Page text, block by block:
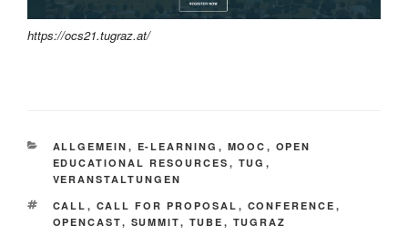
https://ocs21.tugraz.at/
KATEGORIEN
ALLGEMEIN , E-LEARNING , MOOC , OPEN
EDUCATIONAL RESOURCES , TUG ,
VERANSTALTUNGEN
SCHLAGWÖRTER
CALL , CALL FOR PROPOSAL , CONFERENCE ,
OPENCAST, SUMMIT, TUBE , TUGRAZ